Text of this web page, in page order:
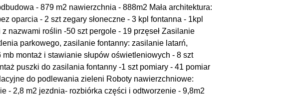
- 879 m2 nawierzchnia - 888m2 Mała architektura:
oparcia - 2 szt zegary słoneczne - 3 kpl fontanna - 1kpl
nazwami roślin -50 szt pergole - 19 przęseł Zasilanie
parkowego, zasilanie fontanny: zasilanie latarń,
montaż i stawianie słupów oświetleniowych - 8 szt
puszki do zasilania fontanny -1 szt pomiary - 41 pomiar
do podlewania zieleni Roboty nawierzchniowe:
- 2,8 m2 jezdnia- rozbiórka części i odtworzenie - 9,8m2